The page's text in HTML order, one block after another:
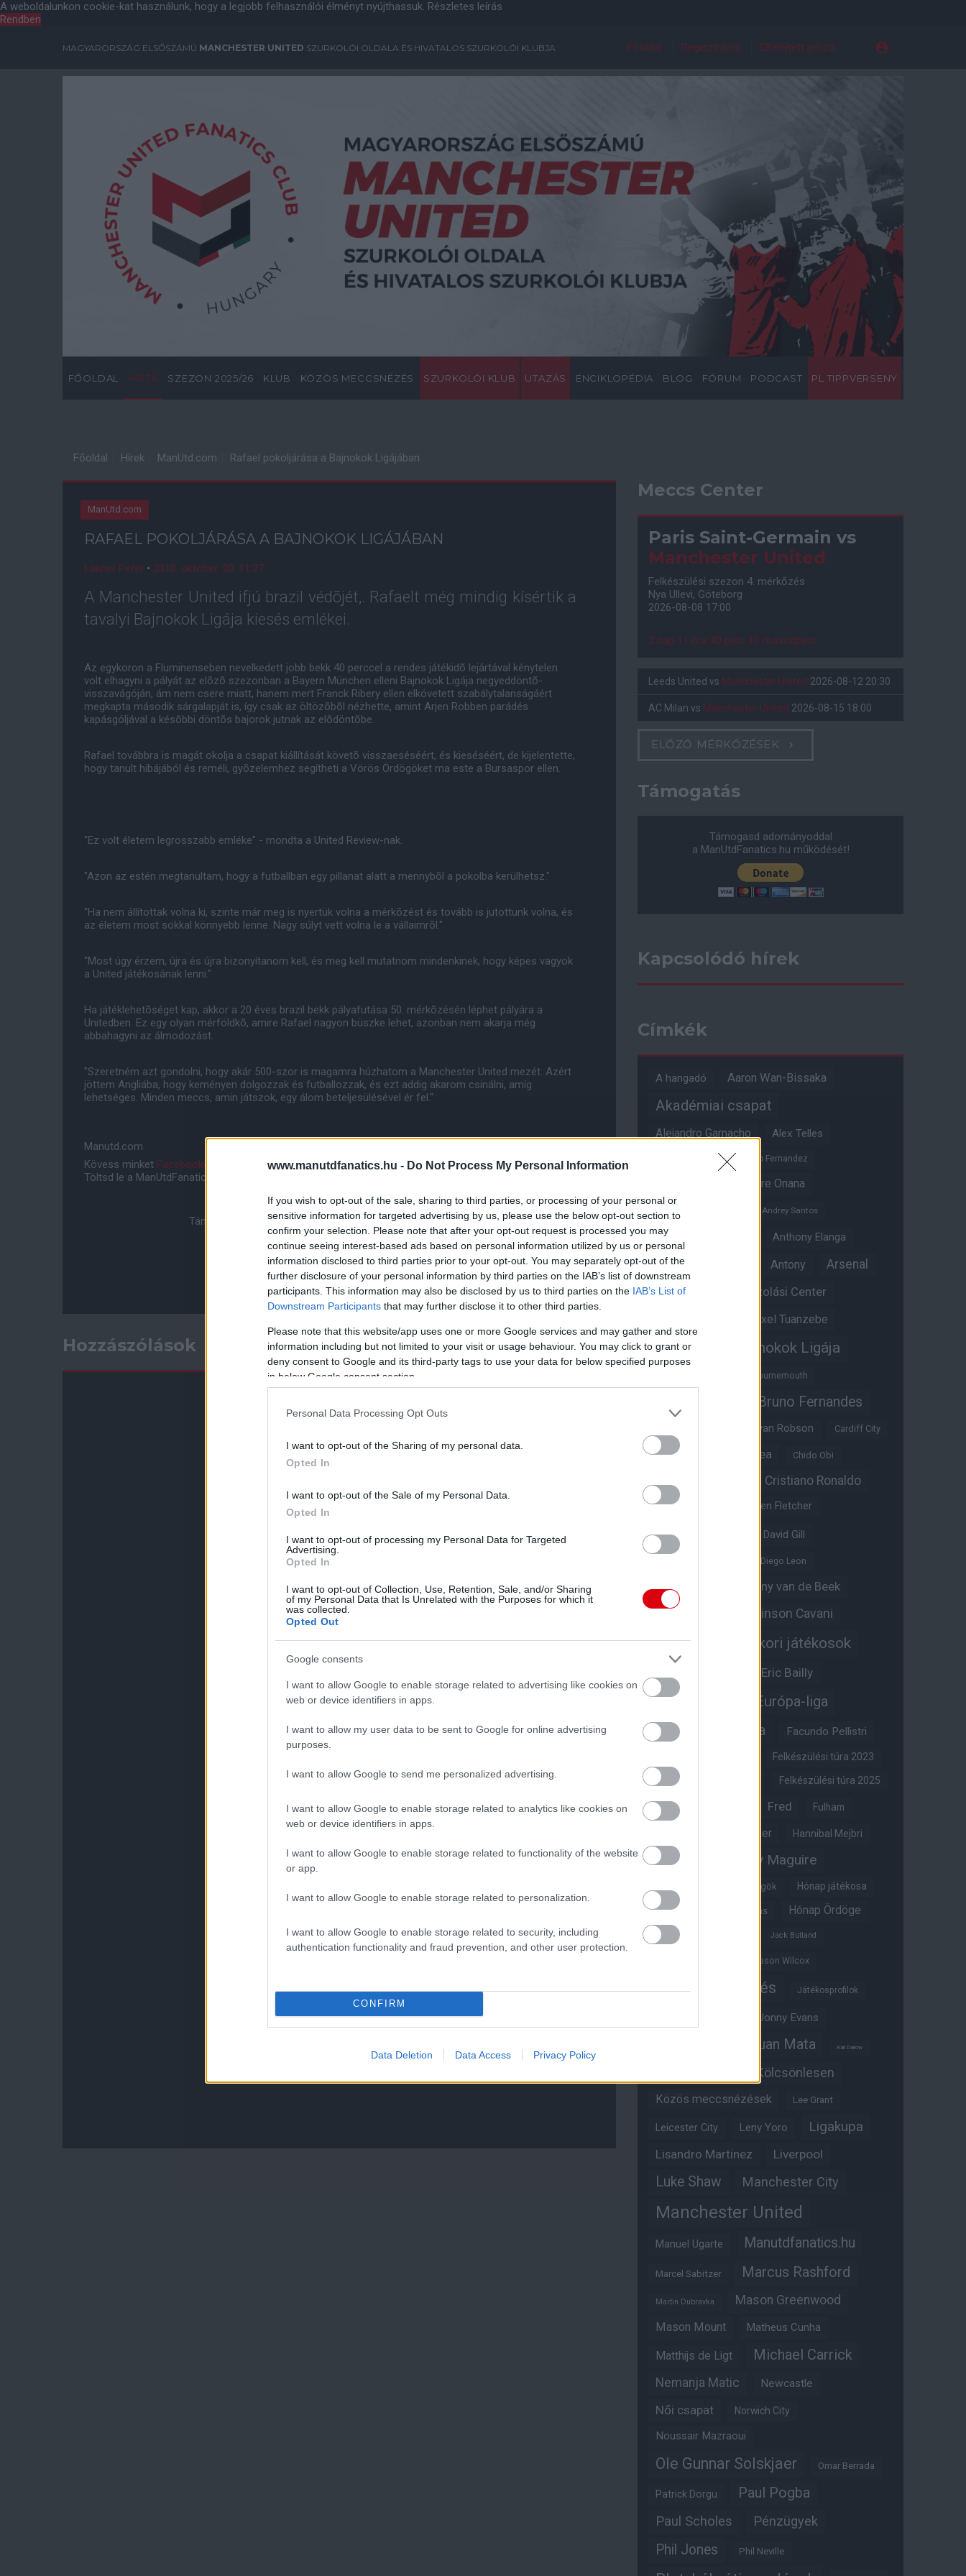
www.manutdfanatics.hu - Do Not Process My Personal Information
If you wish to opt-out of the sale, sharing to third parties, or processing of your personal or
sensitive information for targeted advertising by us, please use the below opt-out section to
confirm your selection. Please note that after your opt-out request is processed you may
continue seeing interest-based ads based on personal information utilized by us or personal
information disclosed to third parties prior to your opt-out. You may separately opt-out of the
further disclosure of your personal information by third parties on the IAB’s list of downstream
participants. This information may also be disclosed by us to third parties on the IAB’s List of
Downstream Participants that may further disclose it to other third parties.
Please note that this website/app uses one or more Google services and may gather and store
information including but not limited to your visit or usage behaviour. You may click to grant or
deny consent to Google and its third-party tags to use your data for below specified purposes
in below Google consent section.
Personal Data Processing Opt Outs
I want to opt-out of the Sharing of my personal data.
Opted In
I want to opt-out of the Sale of my Personal Data.
Opted In
I want to opt-out of processing my Personal Data for Targeted
Advertising.
Opted In
I want to opt-out of Collection, Use, Retention, Sale, and/or Sharing
of my Personal Data that Is Unrelated with the Purposes for which it
was collected.
Opted Out
Google consents
I want to allow Google to enable storage related to advertising like cookies on
web or device identifiers in apps.
I want to allow my user data to be sent to Google for online advertising
purposes.
I want to allow Google to send me personalized advertising.
I want to allow Google to enable storage related to analytics like cookies on
web or device identifiers in apps.
I want to allow Google to enable storage related to functionality of the website
or app.
I want to allow Google to enable storage related to personalization.
I want to allow Google to enable storage related to security, including
authentication functionality and fraud prevention, and other user protection.
CONFIRM
Data Deletion Data Access Privacy Policy
A weboldalunkon cookie-kat használunk, hogy a legjobb felhasználói élményt nyújthassuk. Részletes leírás
Rendben
MAGYARORSZÁG ELSŐSZÁMÚ MANCHESTER UNITED SZURKOLÓI OLDALA ÉS HIVATALOS SZURKOLÓI KLUBJA Főoldal Regisztráció Elfelejtett jelszó
FŐOLDAL HÍREK SZEZON 2025/26 KLUB KÖZÖS MECCSNÉZÉS SZURKOLÓI KLUB UTAZÁS ENCIKLOPÉDIA BLOG FÓRUM PODCAST PL TIPPVERSENY
Főoldal Hírek ManUtd.com Rafael pokoljárása a Bajnokok Ligájában
ManUtd.com
RAFAEL POKOLJÁRÁSA A BAJNOKOK LIGÁJÁBAN
Lakner Péter • 2010. október. 20. 11:27
A Manchester United ifjú brazil védõjét,. Rafaelt még mindig kísértik a
tavalyi Bajnokok Ligája kiesés emlékei.
Az egykoron a Fluminenseben nevelkedett jobb bekk 40 perccel a rendes játékidõ lejártával kénytelen
volt elhagyni a pályát az elõzõ szezonban a Bayern München elleni Bajnokok Ligája negyeddöntõ-
visszavágóján, ám nem csere miatt, hanem mert Franck Ribery ellen elkövetett szabálytalanságáért
megkapta második sárgalapját is, így csak az öltözõbõl nézhette, amint Arjen Robben parádés
kapásgóljával a késõbbi döntõs bajorok jutnak az elõdöntõbe.
Rafael továbbra is magát okolja a csapat kiállítását követõ visszaeséséért, és kieséséért, de kijelentette,
hogy tanult hibájából és reméli, gyõzelemhez segítheti a Vörös Ördögöket ma este a Bursaspor ellen.
"Ez volt életem legrosszabb emléke" - mondta a United Review-nak.
"Azon az estén megtanultam, hogy a futballban egy pillanat alatt a mennybõl a pokolba kerülhetsz."
"Ha nem állítottak volna ki, szinte már meg is nyertük volna a mérkõzést és tovább is jutottunk volna, és
az életem most sokkal könnyebb lenne. Nagy súlyt vett volna le a vállaimrõl."
"Most úgy érzem, újra és újra bizonyítanom kell, és meg kell mutatnom mindenkinek, hogy képes vagyok
a United játékosának lenni."
Ha játéklehetõséget kap, akkor a 20 éves brazil bekk pályafutása 50. mérkõzésén léphet pályára a
Unitedben. Ez egy olyan mérföldkõ, amire Rafael nagyon büszke lehet, azonban nem akarja még
abbahagyni az álmodozást.
"Szeretném azt gondolni, hogy akár 500-szor is magamra húzhatom a Manchester United mezét. Azért
jöttem Angliába, hogy keményen dolgozzak és futballozzak, és ezt addig akarom csinálni, amíg
lehetséges. Minden meccs, amin játszok, egy álom beteljesülésével ér fel."
Manutd.com
Kövess minket Facebookon InstagramonésYouTube-on is!
Töltsd le a ManUtdFanatics.hu mobil applikációt
Támogasd adományoddal a ManUtdFanatics.hu működését!
Hozzászólások
Meccs Center
Paris Saint-Germain vs
Manchester United
Felkészülési szezon 4. mérkőzés
Nya Ullevi, Göteborg
2026-08-08 17:00
2 nap 11 óra 40 perc 9 másodperc
Leeds United vs Manchester United 2026-08-12 20:30
AC Milan vs Manchester United 2026-08-15 18:00
ELŐZŐ MÉRKŐZÉSEK
Támogatás
Támogasd adományoddal
a ManUtdFanatics.hu működését!
Kapcsolódó hírek
Címkék
A hangadó Aaron Wan-Bissaka
Akadémiai csapat
Alejandro Garnacho Alex Telles
Alvaro Fernandez
Andre Onana
Andreas Pereira
Andrey Santos
Angol válogatott Anthony Elanga
Anthony Martial Antony Arsenal
Aston Villa Átigazolási Center
Axel Tuanzebe
Ayden Heaven Bajnokok Ligája
Bournemouth
Bruno Fernandes
Bryan Robson Cardiff City
Casemiro Chelsea Chido Obi
Cristiano Ronaldo
Crystal Palace Darren Fletcher
David De Gea David Gill
Diego Leon
Diogo Dalot
Donny van de Beek
Edinson Cavani
Edzői stáb Egykori játékosok
Eric Bailly
Erik ten Hag Európa-liga
Everton FA-kupa Facundo Pellistri
Felkészülési túra 2023
Felkészülési túra 2024 Felkészülési túra 2025
Felkészülési túra 2026 Fred Fulham
Glazer Hannibal Mejbri
Harry Amass Harry Maguire
Híres magyar Vörös Ördögök Hónap játékosa
Hónap legjobbja szavazás Hónap Ördöge
Hull City Jack Butland
Jason Wilcox
Játékosértékelés Játékosprofilok
Jonny Evans
Juan Mata Karl Darlow
Kölcsönlesen
Közös meccsnézések Lee Grant
Leicester City Leny Yoro Ligakupa
Lisandro Martinez Liverpool
Luke Shaw Manchester City
Manchester United
Manuel Ugarte Manutdfanatics.hu
Marcel Sabitzer Marcus Rashford
Martin Dubravka Mason Greenwood
Mason Mount Matheus Cunha
Matthijs de Ligt Michael Carrick
Nemanja Matic Newcastle
Női csapat Norwich City
Noussair Mazraoui
Ole Gunnar Solskjaer Omar Berrada
Patrick Dorgu Paul Pogba
Paul Scholes Pénzügyek
Phil Jones Phil Neville